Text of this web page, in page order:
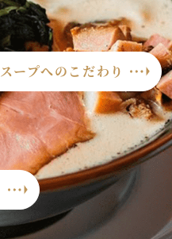
スープへのこだわり